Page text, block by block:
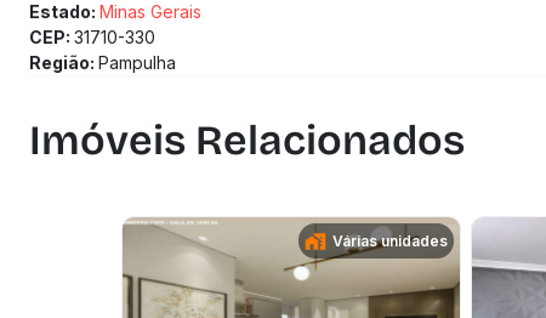
Estado: Minas Gerais
CEP: 31710-330
Região: Pampulha
Imóveis Relacionados
Várias unidades